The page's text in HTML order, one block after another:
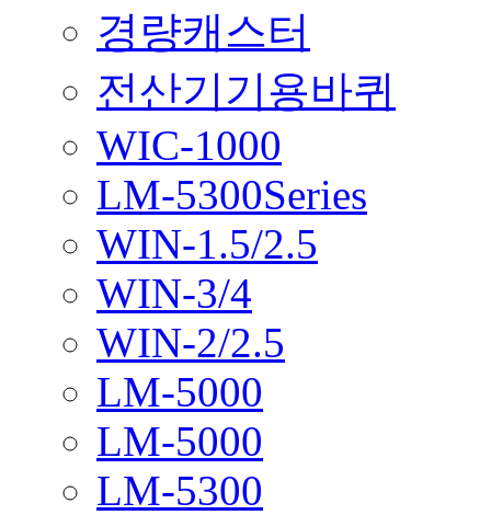
경량캐스터
전산기기용바퀴
WIC-1000
LM-5300Series
WIN-1.5/2.5
WIN-3/4
WIN-2/2.5
LM-5000
LM-5000
LM-5300